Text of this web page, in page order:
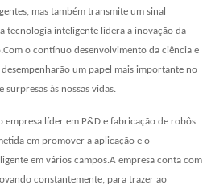
mas também transmite um sinal
tecnologia inteligente lidera a inovação da
o contínuo desenvolvimento da ciência e
um papel mais importante no
às nossas vidas.
empresa líder em P&D e fabricação de robôs
em promover a aplicação e o
em vários campos.A empresa conta com
constantemente, para trazer ao